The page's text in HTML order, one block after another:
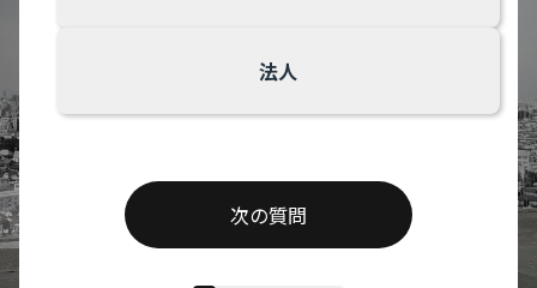
法人
次の質問